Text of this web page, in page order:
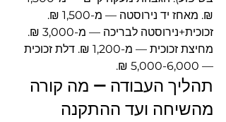
₪. מאחז יד נירוסטה — מ-1,500 ₪.
זכוכית+נירוסטה לבריכה — מ-3,000 ₪.
מחיצת זכוכית — מ-1,200 ₪. דלת זכוכית
— 5,000-6,000 ₪.
תהליך העבודה — מה קורה
מהשיחה ועד ההתקנה